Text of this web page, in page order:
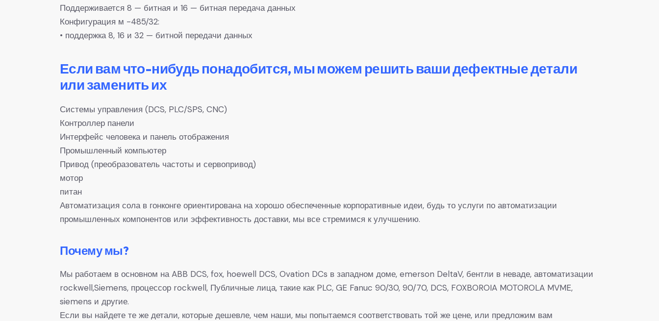
Поддерживается 8 — битная и 16 — битная передача данных
Конфигурация м -485/32:
• поддержка 8, 16 и 32 — битной передачи данных
Если вам что-нибудь понадобится, мы можем решить ваши дефектные детали
или заменить их
Системы управления (DCS, PLC/SPS, CNC)
Контроллер панели
Интерфейс человека и панель отображения
Промышленный компьютер
Привод (преобразователь частоты и сервопривод)
мотор
питан
Автоматизация сола в гонконге ориентирована на хорошо обеспеченные корпоративные идеи, будь то услуги по автоматизации
промышленных компонентов или эффективность доставки, мы все стремимся к улучшению.
Почему мы?
Мы работаем в основном на ABB DCS, fox, hoewell DCS, Ovation DCs в западном доме, emerson DeltaV, бентли в неваде, автоматизации
rockwell,Siemens, процессор rockwell, Публичные лица, такие как PLC, GE Fanuc 90/30, 90/70, DCS, FOXBOROIA MOTOROLA MVME,
siemens и другие.
Если вы найдете те же детали, которые дешевле, чем наши, мы попытаемся соответствовать той же цене, или предложим вам